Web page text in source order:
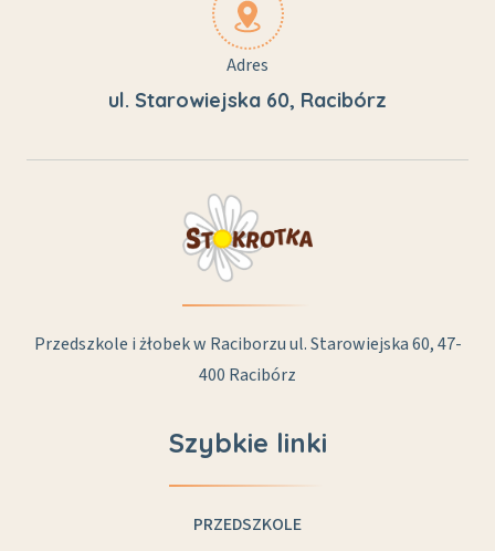
Adres
ul. Starowiejska 60, Racibórz
Przedszkole i żłobek w Raciborzuul. Starowiejska 60, 47-
400 Racibórz
Szybkie linki
PRZEDSZKOLE